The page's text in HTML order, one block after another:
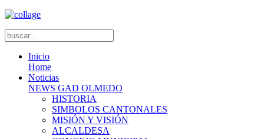
Inicio
Home
Noticias
NEWS GAD OLMEDO
HISTORIA
SIMBOLOS CANTONALES
MISIÓN Y VISIÓN
ALCALDESA